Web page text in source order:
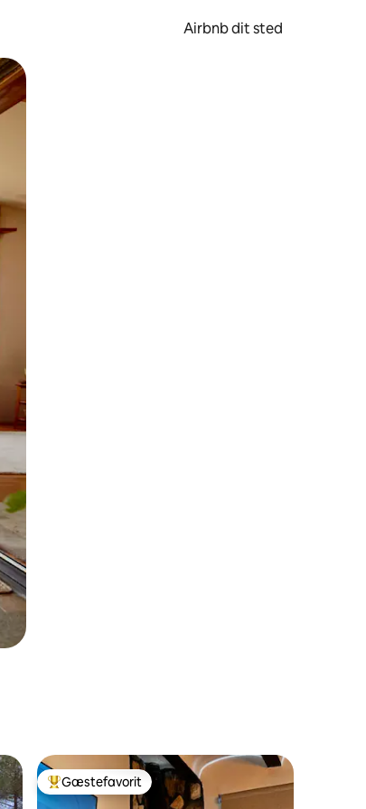
Airbnb dit sted
Bedste gæstefavorit
Gæstefavorit